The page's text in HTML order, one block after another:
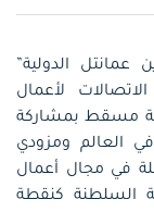
الدولية”
لأعمال
مسقط بمشاركة
في العالم ومزودي
في مجال أعمال
السلطنة كنقطة